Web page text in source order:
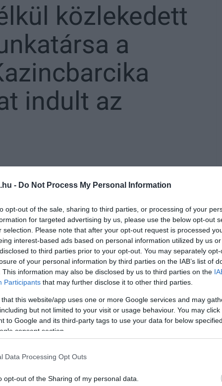
- Do Not Process My Personal Information
opt-out of the sale, sharing to third parties, or processing of your
for targeted advertising by us, please use the below opt-out
selection. Please note that after your opt-out request is processed
interest-based ads based on personal information utilized by us
to third parties prior to your opt-out. You may separately
of your personal information by third parties on the IAB’s list of
This information may also be disclosed by us to third parties on the
Participants that may further disclose it to other third parties.
that this website/app uses one or more Google services and may
but not limited to your visit or usage behaviour. You may
to Google and its third-party tags to use your data for below
consent section.
Data Processing Opt Outs
opt-out of the Sharing of my personal data.
közlekedett
a
indult az
vizsgálta ki a MÁV-csoportegy
Olvasónk szerint a busz sofőre
csak az öv kapcsát helyezte be a csatba,
írta: nem egyedi jelenségről van szó, több
a járaton. Véleménye szerint ez súlyos
így nem figyelmeztet az öv